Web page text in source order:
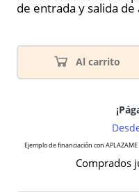
de entrada y salida
Al carrito
Comprados